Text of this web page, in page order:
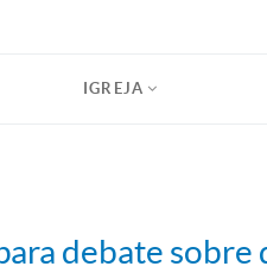
IGREJA
debate sobre